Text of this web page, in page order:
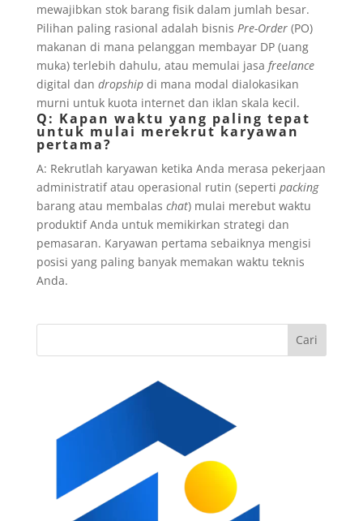
mewajibkan stok barang fisik dalam jumlah besar.
Pilihan paling rasional adalah bisnis Pre-Order(PO)
makanan di mana pelanggan membayar DP (uang
muka) terlebih dahulu, atau memulai jasa freelance
digital dan dropshipdi mana modal dialokasikan
murni untuk kuota internet dan iklan skala kecil.
Q: Kapan waktu yang paling tepat
untuk mulai merekrut karyawan
pertama?
A: Rekrutlah karyawan ketika Anda merasa pekerjaan
administratif atau operasional rutin (seperti packing
barang atau membalas chat) mulai merebut waktu
produktif Anda untuk memikirkan strategi dan
pemasaran. Karyawan pertama sebaiknya mengisi
posisi yang paling banyak memakan waktu teknis
Anda.
Cari